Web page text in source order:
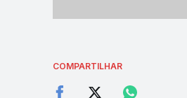
COMPARTILHAR